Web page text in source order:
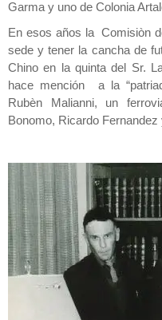
Garma y uno de Colonia
En esos años la Comisiòn
sede y tener la cancha de
Chino en la quinta del Sr.
hace mención a la
Rubèn Malianni, un
Bonomo, Ricardo